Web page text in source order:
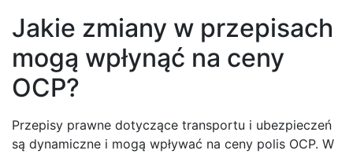
Jakie zmiany w przepisach
mogą wpłynąć na ceny
OCP?
Przepisy prawne dotyczące transportu i ubezpieczeń
są dynamiczne i mogą wpływać na ceny polis OCP. W